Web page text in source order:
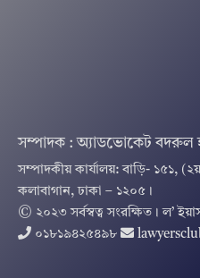
সম্পাদক : অ্যাডভোকেট বদরুল
সম্পাদকীয় কার্যালয়: বাড়ি- ১৫১,
কলাবাগান, ঢাকা – ১২০৫।
© ২০২৩ সর্বস্বত্ব সংরক্ষিত । ল’
০১৮১৯৪২৫৪৯৮